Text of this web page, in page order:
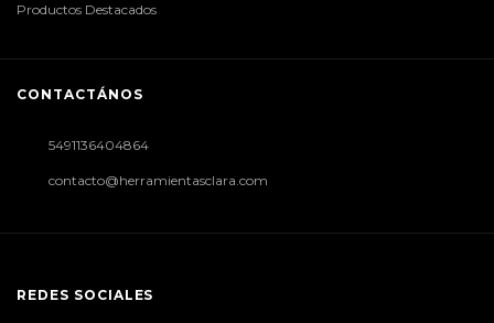
Productos Destacados
CONTACTÁNOS
5491136404864
contacto@herramientasclara.com
REDES SOCIALES